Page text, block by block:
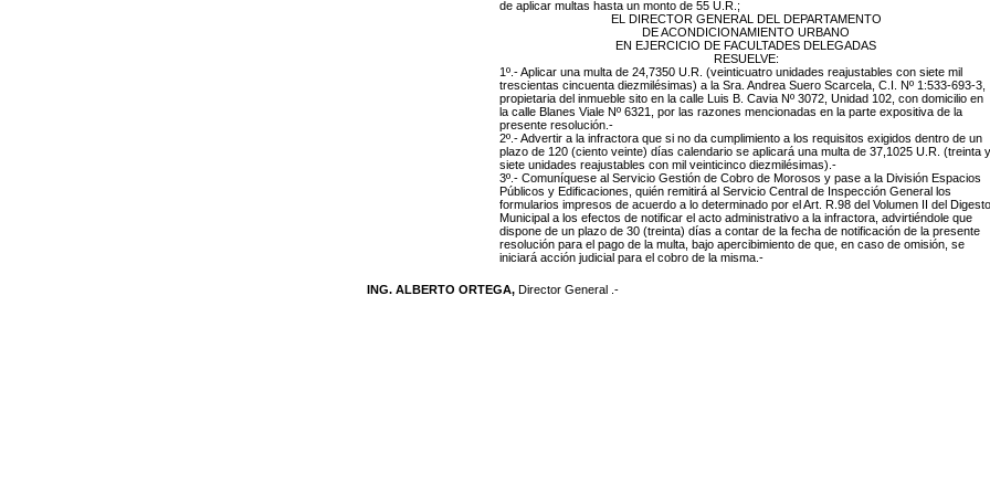
de aplicar multas hasta un monto de 55 U.R.;
EL DIRECTOR GENERAL DEL DEPARTAMENTO
DE ACONDICIONAMIENTO URBANO
EN EJERCICIO DE FACULTADES DELEGADAS
RESUELVE:
1º.- Aplicar una multa de 24,7350 U.R. (veinticuatro unidades reajustables con siete mil
trescientas cincuenta diezmilésimas) a la Sra. Andrea Suero Scarcela, C.I. Nº 1:533-693-3
propietaria del inmueble sito en la calle Luis B. Cavia Nº 3072, Unidad 102 , con domicilio en
la calle Blanes Viale Nº 6321
, por las razones mencionadas en la parte expositiva de la
presente resolución.-
2º.- Advertir a la infractora que si no da cumplimiento a los requisitos exigidos dentro de un
plazo de 120 (ciento veinte) días calendario se aplicará una multa de 37,1025 U.R. (treinta y
siete unidades reajustables con mil veinticinco diezmilésimas).-
3º.- Comuníquese al Servicio Gestión de Cobro de Morosos y pase a la División Espacios
Públicos y Edificaciones, quién remitirá al Servicio Central de Inspección General los
formularios impresos de acuerdo a lo determinado por el Art. R.98 del Volumen II del Digesto
Municipal a los efectos de notificar el acto administrativo a la infractora, advirtiéndole que
dispone de un plazo de 30 (treinta) días a contar de la fecha de notificación de la presente
resolución para el pago de la multa, bajo apercibimiento de que, en caso de omisión, se
iniciará acción judicial para el cobro de la misma.-
ING. ALBERTO ORTEGA, Director General .-